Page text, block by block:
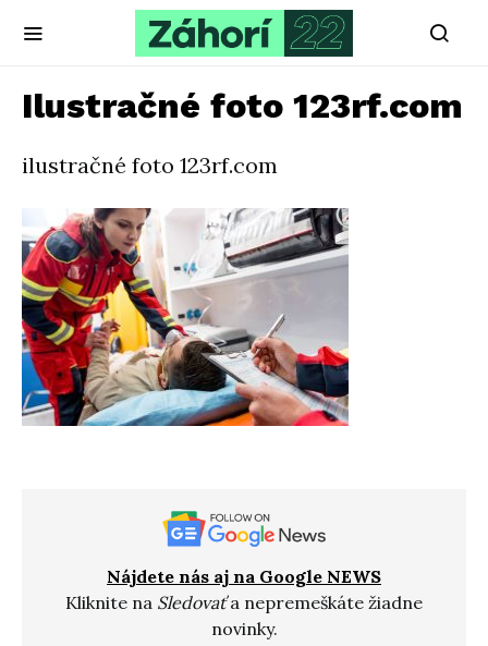
Ilustračné foto 123rf.com
ilustračné foto 123rf.com
Nájdete nás aj na Google NEWS
Kliknite na Sledovaťa nepremeškáte žiadne
novinky.